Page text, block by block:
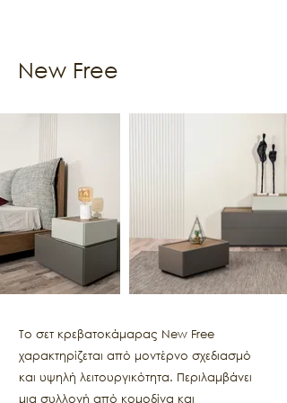
New Free
Το σετ κρεβατοκάμαρας New Free
χαρακτηρίζεται από μοντέρνο σχεδιασμό
και υψηλή λειτουργικότητα. Περιλαμβάνει
μια συλλογή από κομοδίνα και